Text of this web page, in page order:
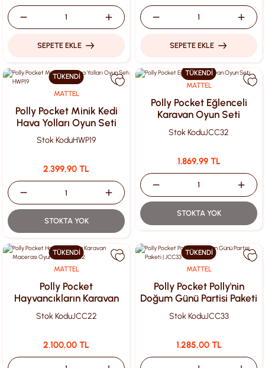
SEPETE EKLE SEPETE EKLE
TÜKENDİ
MATTEL
Polly Pocket Minik Kedi
Hava Yolları Oyun Seti
HWP19
Stok KoduHWP19
2.399,90 TL
STOKTA YOK
TÜKENDİ
MATTEL
Polly Pocket Eğlenceli
Karavan Oyun Seti
Stok KoduJCC32
1.869,99 TL
STOKTA YOK
TÜKENDİ
MATTEL
Polly Pocket
Hayvancıkların Karavan
Macerası Oyun Seti |
JCC22
Stok KoduJCC22
2.100,00 TL
TÜKENDİ
MATTEL
Polly Pocket Polly'nin
Doğum Günü Partisi Paketi
| JCC33
Stok KoduJCC33
1.285,00 TL